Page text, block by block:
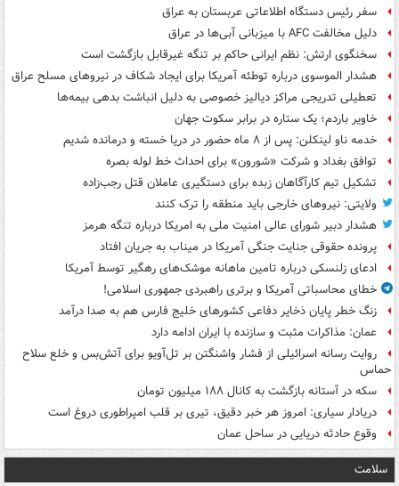
سفر رئیس دستگاه اطلاعاتی عربستان به عراق
دلیل مخالفت AFC با میزبانی آبی‌ها در عراق
سخنگوی ارتش: نظم ایرانی حاکم بر تنگه غیرقابل بازگشت است
هشدار الموسوی درباره توطئه آمریکا برای ایجاد شکاف در نیروهای مسلح عراق
تعطیلی تدریجی مراکز دیالیز خصوصی به دلیل انباشت بدهی بیمه‌ها
خاویر باردم؛ یک ستاره در برابر سکوت جهان
خدمه ناو لینکلن: پس از ۸ ماه حضور در دریا خسته و درمانده‌ شدیم
توافق بغداد و شرکت «شورون» برای احداث خط لوله بصره
تشکیل تیم کارآگاهان زبده برای دستگیری عاملان قتل رجب‌زاده
ولایتی: نیروهای خارجی باید منطقه را ترک کنند
هشدار دبیر شورای عالی امنیت ملی به امریکا درباره تنگه هرمز
پرونده حقوقی جنایت جنگی آمریکا در میناب به جریان افتاد
ادعای زلنسکی درباره تامین ماهانه موشک‌های رهگیر توسط آمریکا
خطای محاسباتی آمریکا و برتری راهبردی جمهوری اسلامی!
زنگ خطر پایان ذخایر دفاعی کشورهای خلیج فارس هم به صدا درآمد
عمان: مذاکرات مثبت و سازنده با ایران ادامه دارد
روایت رسانه اسرائیلی از فشار واشنگتن بر تل‌آویو برای آتش‌بس و خلع سلاح
حماس
سکه در آستانه بازگشت به کانال ۱۸۸ میلیون تومان
دریادار سیاری: امروز هر خبر دقیق، تیری بر قلب امپراطوری دروغ است
وقوع حادثه دریایی در ساحل عمان
سلامت